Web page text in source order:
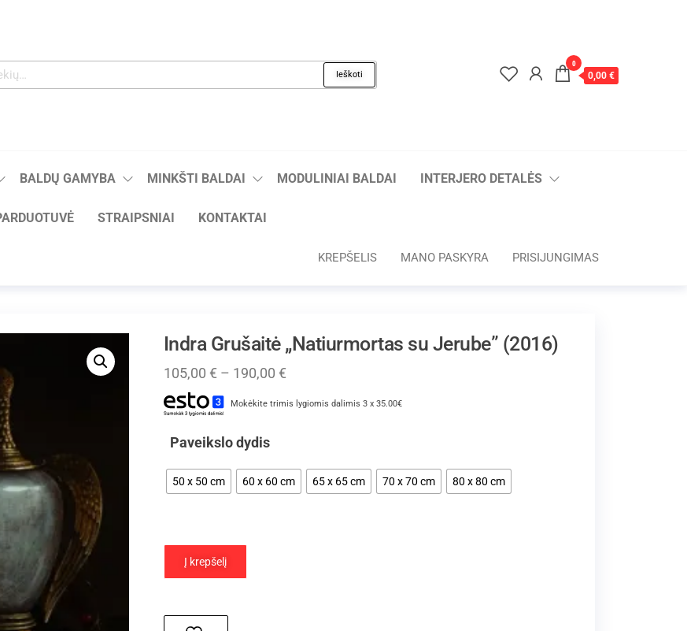
Ieškoti
0
0,00 €
BALDŲ GAMYBA MINKŠTI BALDAI MODULINIAI BALDAI INTERJERO DETALĖS
STRAIPSNIAI KONTAKTAI
KREPŠELIS MANO PASKYRA PRISIJUNGIMAS
Indra Grušaitė „Natiurmortas su Jerube” (2016)
105,00 € – 190,00 €
Mokėkite trimis lygiomis dalimis 3 x 35.00€
Paveikslo dydis
50 x 50 cm 60 x 60 cm 65 x 65 cm 70 x 70 cm 80 x 80 cm
Į krepšelį